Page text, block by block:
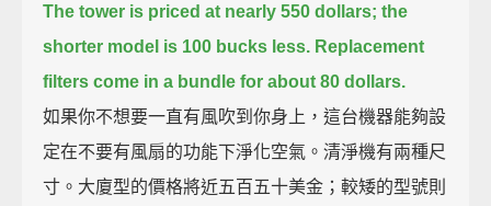
The tower is priced at nearly 550 dollars; the
shorter model is 100 bucks less. Replacement
filters come in a bundle for about 80 dollars.
如果你不想要一直有風吹到你身上，這台機器能夠設
定在不要有風扇的功能下淨化空氣。清淨機有兩種尺
寸。大廈型的價格將近五百五十美金；較矮的型號則